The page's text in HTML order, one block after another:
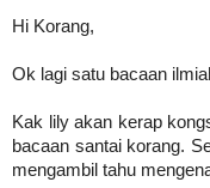
Hi Korang,
Ok lagi satu bacaan
Kak lily akan kerap
bacaan santai korang.
mengambil tahu